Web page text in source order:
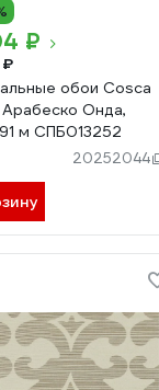
₽
₽
обои Cosca
Онда,
м СПБ013252
20252044